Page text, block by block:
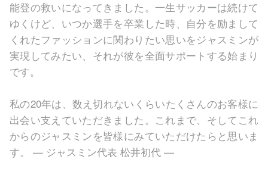
能登の救いになってきました。一生サッカーは続けて
ゆくけど、いつか選手を卒業した時、自分を励まして
くれたファッションに関わりたい思いをジャスミンが
実現してみたい、それが彼を全面サポートする始まり
です。
私の20年は、数え切れないくらいたくさんのお客様に
出会い支えていただきました。これまで、そしてこれ
からのジャスミンを皆様にみていただけたらと思いま
す。 — ジャスミン代表 松井初代 —